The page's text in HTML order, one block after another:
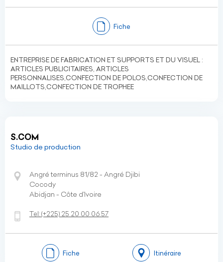
Fiche
ENTREPRISE DE FABRICATION ET SUPPORTS ET DU VISUEL :
ARTICLES PUBLICITAIRES, ARTICLES
PERSONNALISES,CONFECTION DE POLOS,CONFECTION DE
MAILLOTS,CONFECTION DE TROPHEE
S.COM
Studio de production
Angré terminus 81/82 - Angré Djibi
Cocody
Abidjan - Côte d’Ivoire
Tel:(+225) 25 20 00 06 57
Fiche Itinéraire